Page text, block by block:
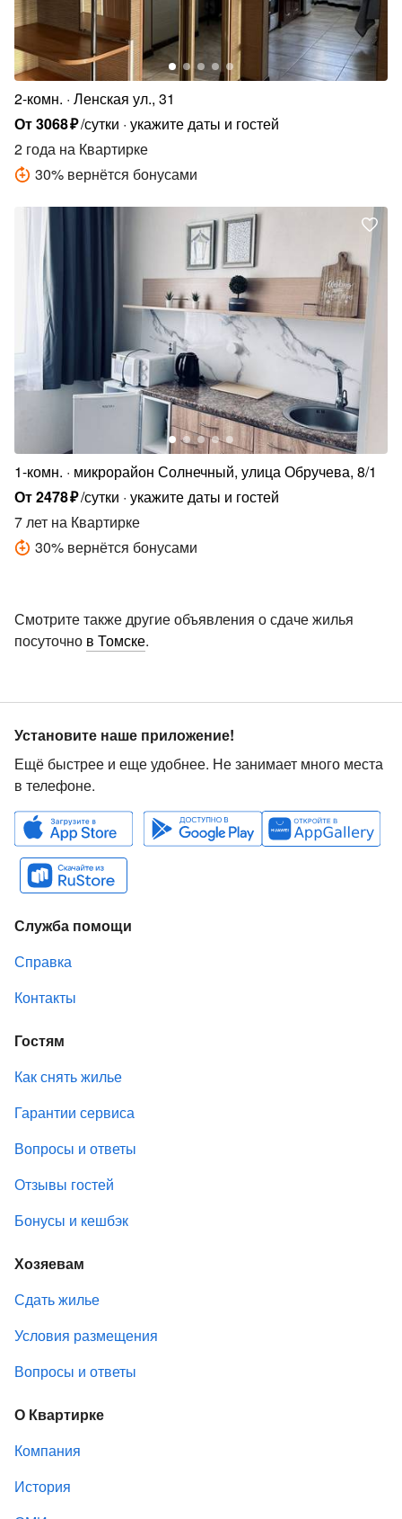
2-комн. Ленская ул., 31
От3068₽/сутки укажите даты и гостей
2 года на Квартирке
30% вернётся бонусами
1-комн.
микрорайон Солнечный, улица Обручева, 8/1
От2478₽/сутки укажите даты и гостей
7 лет на Квартирке
30% вернётся бонусами
Смотрите также другие объявления о сдаче жилья
посуточно в Томске.
Установите наше приложение!
Ещё быстрее и еще удобнее. Не занимает много места
в телефоне.
Служба помощи
Справка
Контакты
Гостям
Как снять жилье
Гарантии сервиса
Вопросы и ответы
Отзывы гостей
Бонусы и кешбэк
Хозяевам
Сдать жилье
Условия размещения
Вопросы и ответы
О Квартирке
Компания
История